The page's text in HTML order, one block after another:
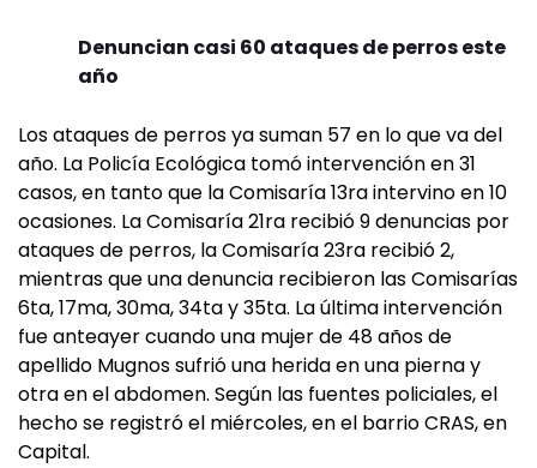
Denuncian casi 60 ataques de perros este
año
Los ataques de perros ya suman 57 en lo que va del
año. La Policía Ecológica tomó intervención en 31
casos, en tanto que la Comisaría 13ra intervino en 10
ocasiones. La Comisaría 21ra recibió 9 denuncias por
ataques de perros, la Comisaría 23ra recibió 2,
mientras que una denuncia recibieron las Comisarías
6ta, 17ma, 30ma, 34ta y 35ta. La última intervención
fue anteayer cuando una mujer de 48 años de
apellido Mugnos sufrió una herida en una pierna y
otra en el abdomen. Según las fuentes policiales, el
hecho se registró el miércoles, en el barrio CRAS, en
Capital.